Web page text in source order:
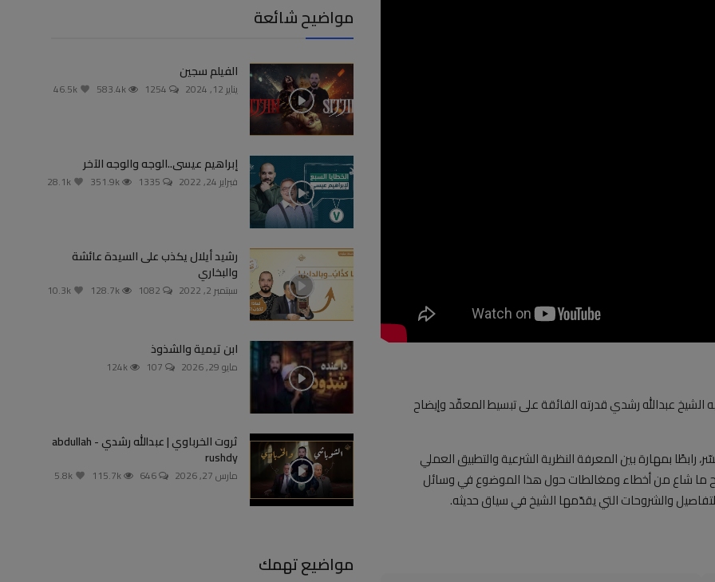
الشيخ عبدالله رشدي قدرته الفائقة على تبسيط المعقّد وإيضاح
بمهارة بين المعرفة النظرية الشرعية والتطبيق العملي
ما شاع من أخطاء ومغالطات حول هذا الموضوع في وسائل
والشروحات التي يقدّمها الشيخ في سياق حديثه.
مواضيح شائعة
الفيلم سجين
يناير 12, 2024 1254
583.4k
إبراهيم عيسى..الوجه والوجه الآخر
فبراير 24, 2022 1335
351.9k
رشيد أيلال يكذب على السيدة عائشة
والبخاري
سبتمبر 2, 2022 1082
128.7k
ابن تيمية والشذوذ
مايو 29, 2026 107
124k
ثروت الخرباوي | عبدالله رشدي - abdullah
rushdy
مارس 27, 2026 646
115.7k
مواضيع تهمك